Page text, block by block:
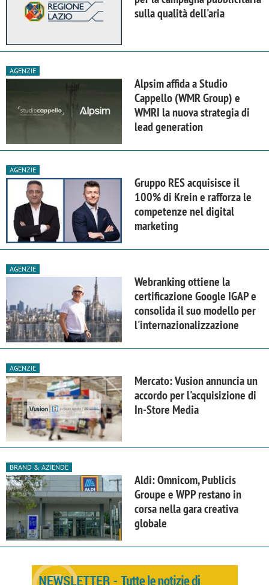
sulla qualità dell'aria
AGENZIE
Alpsim affida a Studio
Cappello (WMR Group) e
WMRI la nuova strategia di
lead generation
AGENZIE
Gruppo RES acquisisce il
100% di Krein e rafforza le
competenze nel digital
marketing
AGENZIE
Webranking ottiene la
certificazione Google IGAP e
consolida il suo modello per
l'internazionalizzazione
AGENZIE
Mercato: Vusion annuncia un
accordo per l'acquisizione di
In-Store Media
BRAND & AZIENDE
Aldi: Omnicom, Publicis
Groupe e WPP restano in
corsa nella gara creativa
globale